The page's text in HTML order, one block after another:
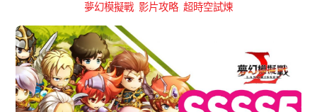
夢幻模擬戰 影片攻略 超時空試煉